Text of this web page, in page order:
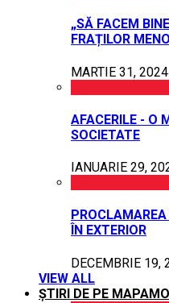
„SĂ FACEM
FRAȚILOR
MARTIE 31, 2024
AFACERILE - O
SOCIETATE
IANUARIE 29,
ÎN EXTERIOR
DECEMBRIE 19,
VIEW ALL
ȘTIRI DE PE